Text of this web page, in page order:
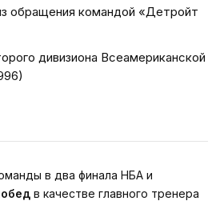
обращения командой «Детройт
дивизиона Всеамериканской
в два финала НБА и
в качестве главного тренера